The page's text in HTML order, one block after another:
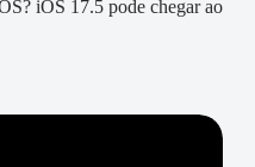
iOS 17.5 pode chegar ao